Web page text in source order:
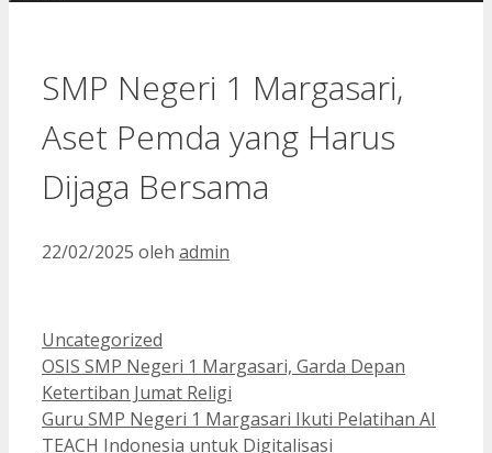
SMP Negeri 1 Margasari,
Aset Pemda yang Harus
Dijaga Bersama
22/02/2025 oleh admin
Kategori
Uncategorized
OSIS SMP Negeri 1 Margasari, Garda Depan
Ketertiban Jumat Religi
Guru SMP Negeri 1 Margasari Ikuti Pelatihan AI
TEACH Indonesia untuk Digitalisasi